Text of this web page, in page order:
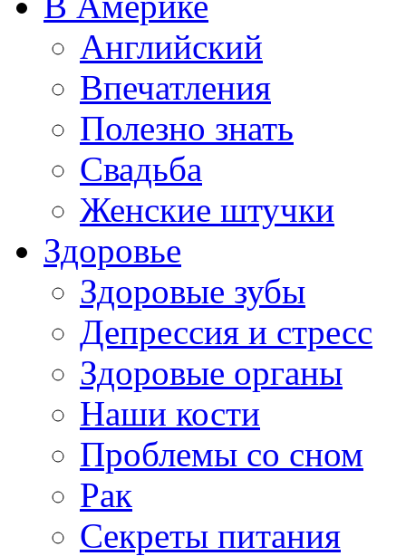
Английский
Впечатления
Полезно знать
Свадьба
Женские штучки
Здоровье
Здоровые зубы
Депрессия и стресс
Здоровые органы
Наши кости
Проблемы со сном
Рак
Секреты питания